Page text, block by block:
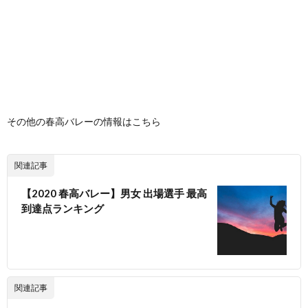
その他の春高バレーの情報はこちら
関連記事
【2020 春高バレー】男女 出場選手 最高
到達点ランキング
関連記事